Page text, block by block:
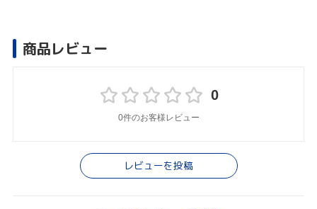
商品レビュー
0
0件のお客様レビュー
レビューを投稿